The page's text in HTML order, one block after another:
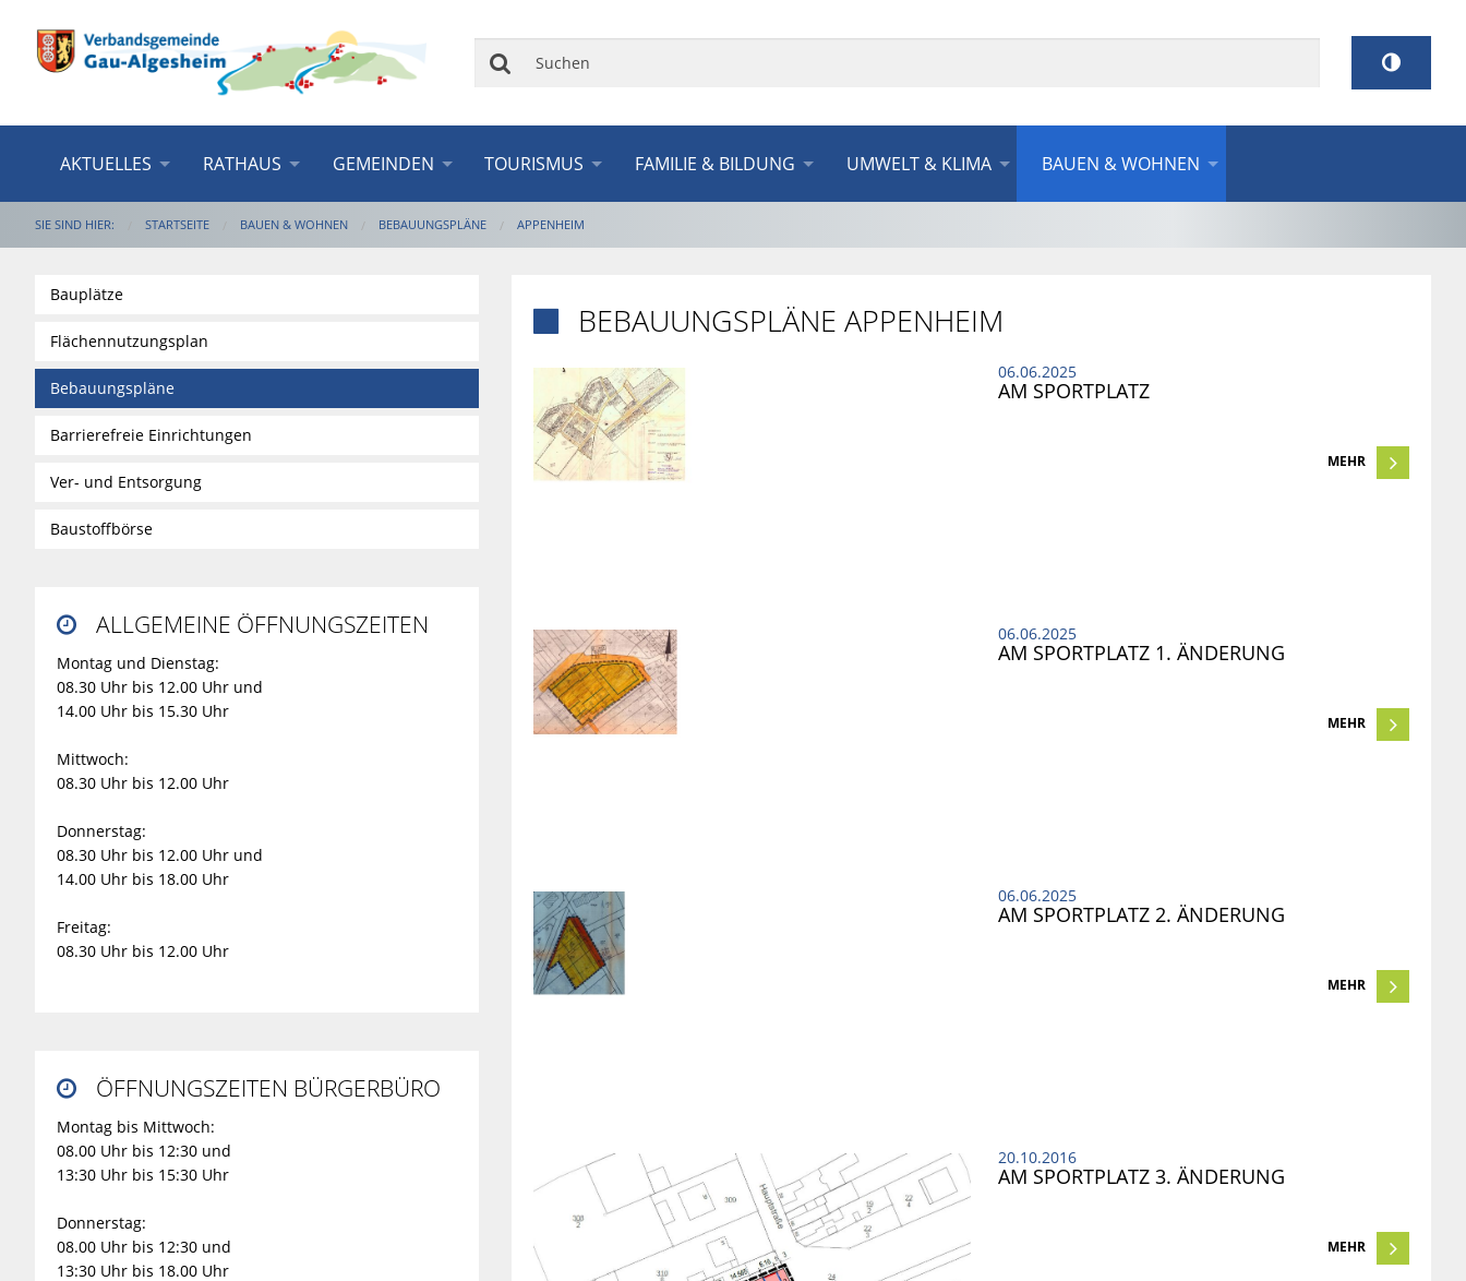
AKTUELLES RATHAUS GEMEINDEN TOURISMUS FAMILIE & BILDUNG UMWELT & KLIMA BAUEN & WOHNEN
SIE SIND HIER: STARTSEITE BAUEN & WOHNEN BEBAUUNGSPLÄNE APPENHEIM
BEBAUUNGSPLÄNE APPENHEIM
06.06.2025
AM SPORTPLATZ
MEHR
06.06.2025
AM SPORTPLATZ 1. ÄNDERUNG
MEHR
06.06.2025
AM SPORTPLATZ 2. ÄNDERUNG
MEHR
20.10.2016
AM SPORTPLATZ 3. ÄNDERUNG
MEHR
Bauplätze
Flächennutzungsplan
Bebauungspläne
Barrierefreie Einrichtungen
Ver- und Entsorgung
Baustoffbörse
 ALLGEMEINE ÖFFNUNGSZEITEN
Montag und Dienstag:
08.30 Uhr bis 12.00 Uhr und
14.00 Uhr bis 15.30 Uhr
Mittwoch:
08.30 Uhr bis 12.00 Uhr
Donnerstag:
08.30 Uhr bis 12.00 Uhr und
14.00 Uhr bis 18.00 Uhr
Freitag:
08.30 Uhr bis 12.00 Uhr
 ÖFFNUNGSZEITEN BÜRGERBÜRO
Montag bis Mittwoch:
08.00 Uhr bis 12:30 und
13:30 Uhr bis 15:30 Uhr
Donnerstag:
08.00 Uhr bis 12:30 und
13:30 Uhr bis 18.00 Uhr